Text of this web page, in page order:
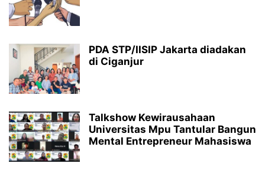
PDA STP/IISIP Jakarta diadakan
di Ciganjur
Talkshow Kewirausahaan
Universitas Mpu Tantular Bangun
Mental Entrepreneur Mahasiswa